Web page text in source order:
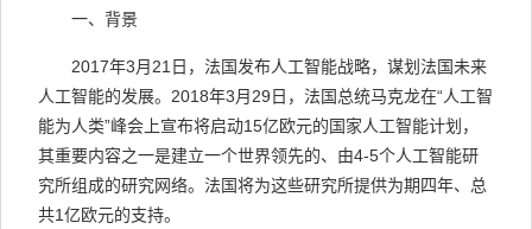
一、背景
2017年3月 21 日，法国发布人工智能战略，谋划法国未来
人工智能的发展。 2018年3月 29 日，法国总统马克龙在“人工智
能为人类”峰会上宣布将启动15亿欧元的国家人工智能计划，
其重要内容之一是建立一个世界领先的、由4-5个人工智能研
究所组成的研究网络。法国将为这些研究所提供为期四年、总
共1亿欧元的支持。